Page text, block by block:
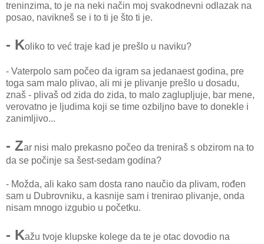
treninzima, to je na neki način moj svakodnevni odlazak na
posao, navikneš se i to ti je što ti je.
- Koliko to već traje kad je prešlo u naviku?
- Vaterpolo sam počeo da igram sa jedanaest godina, pre
toga sam malo plivao, ali mi je plivanje prešlo u dosadu,
znaš - plivaš od zida do zida, to malo zaglupljuje, bar mene,
verovatno je ljudima koji se time ozbiljno bave to donekle i
zanimljivo...
- Zar nisi malo prekasno počeo da treniraš s obzirom na to
da se počinje sa šest-sedam godina?
- Možda, ali kako sam dosta rano naučio da plivam, rođen
sam u Dubrovniku, a kasnije sam i trenirao plivanje, onda
nisam mnogo izgubio u početku.
- Kažu tvoje klupske kolege da te je otac dovodio na